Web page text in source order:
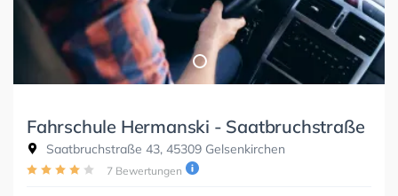
Fahrschule Hermanski - Saatbruchstraße
Saatbruchstraße 43, 45309 Gelsenkirchen
7 Bewertungen